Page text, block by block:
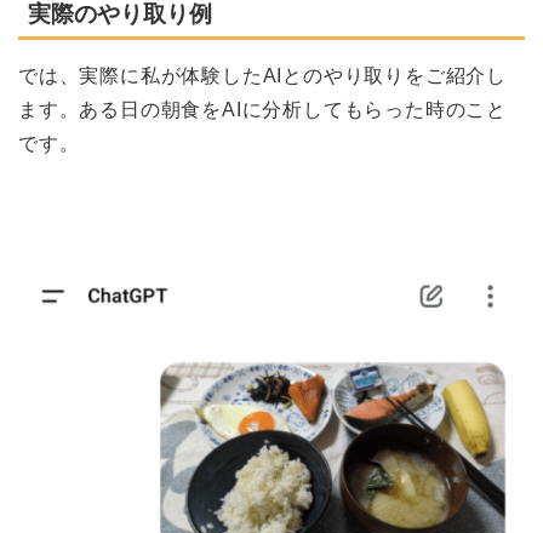
実際のやり取り例
では、実際に私が体験したAIとのやり取りをご紹介し
ます。ある日の朝食をAIに分析してもらった時のこと
です。